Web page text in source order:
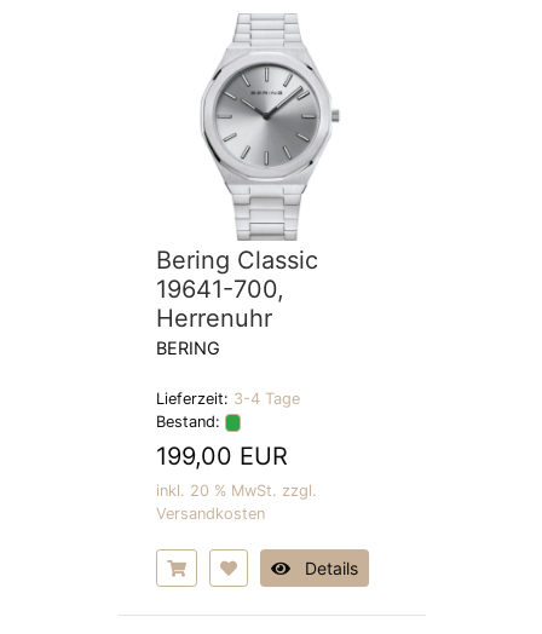
Bering Classic
19641-700,
Herrenuhr
BERING
Lieferzeit: 3-4 Tage
Bestand:
199,00 EUR
inkl. 20 % MwSt. zzgl.
Versandkosten
Details